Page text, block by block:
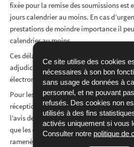
Ce site utilise des cookies
nécessaires à son bon
sans usage de données à
personnel, et ne pouvant
refusés. Des cookies non
utilisés à des fins
activés uniquement si vous
Consulter notre politique de
fixée pour la remise des soumissions est
jours calendrier au moins. En cas
prestations de moindre importance il
calendrier au moins.
Ces délais peuvent être réduits de cinq
adjudicateur accepte que les offres
électronique (soit respectivement 37 et
Pour les marchés relevant du Livre II, le
réception des offres est de 35 jours à
l’avis de marché (ou de 30 jours si le
que les offres soient soumises par voie
ramené à 15 jours en cas de publication